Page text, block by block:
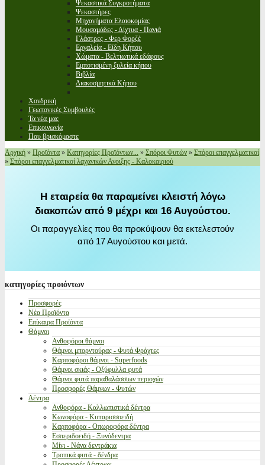
Ψεκαστικά Συγκροτήματα
Ψεκαστήρες
Μηχανήματα Ελαιοκομίας
Μουσαμάδες - Δίχτυα - Πανιά
Γλάστρες - Φερ Φορζέ
Εργαλεία - Είδη Κήπου
Χώματα - Βελτιωτικά εδάφους
Εμποτισμένη ξυλεία κήπου
Βιβλία
Διακοσμητικά Κήπου
Χονδρική
Γεωπονικές Συμβουλές
Τα νέα μας
Επικοινωνία
Που βρισκόμαστε
Αρχική » Προϊόντα » Κατηγορίες Προϊόντων... » Σπόροι Φυτών » Σπόροι επαγγελματικοί
» Σπόροι επαγγελματικοί λαχανικών Ανοιξης - Καλοκαιριού
Η εταιρεία θα παραμείνει κλειστή λόγω
διακοπών από 9 μέχρι και 16 Αυγούστου.
Οι παραγγελίες που θα προκύψουν θα εκτελεστούν
από 17 Αυγούστου και μετά.
κατηγορίες προιόντων
Προσφορές
Νέα Προϊόντα
Επίκαιρα Προϊόντα
Θάμνοι
Ανθοφόροι θάμνοι
Θάμνοι μπορντούρας - Φυτά Φράχτες
Καρποφόροι θάμνοι - Superfoods
Θάμνοι σκιάς - Οξύφυλλα φυτά
Θάμνοι φυτά παραθαλάσσιων περιοχών
Προσφορές Θάμνων - Φυτών
Δέντρα
Ανθοφόρα - Καλλωπιστικά δέντρα
Κωνοφόρα - Κυπαρισσοειδή
Καρποφόρα - Οπωροφόρα δέντρα
Εσπεριδοειδή - Ξυνόδεντρα
Μίνι - Νάνα δεντράκια
Τροπικά φυτά - δένδρα